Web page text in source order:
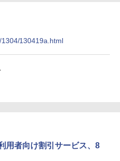
130419a.html
用者向け割引サービス、8